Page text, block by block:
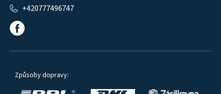
+420777496747
Způsoby dopravy: